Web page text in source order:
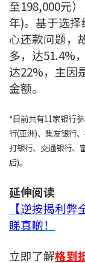
至198,000元
年)。基于选
心还款问题，
多，达51.4%
达22%，主因
金额。
*目前共有11家银行
行(亚洲)、集友银行
打银行、交通银行、
后)。
延伸阅读
【逆按揭利
睇真啲！
立即了解格到